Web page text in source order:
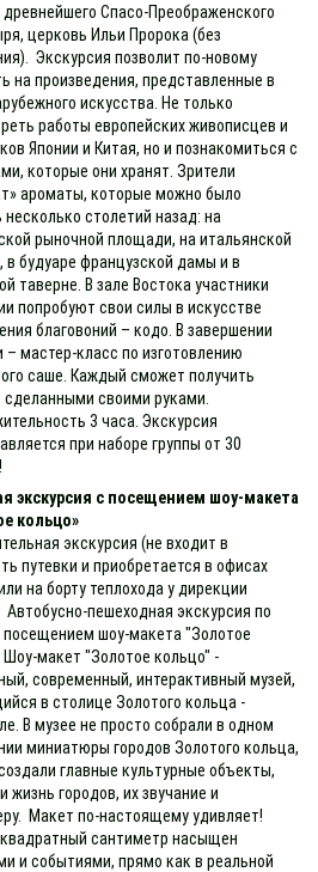
Спасо-Преображенского
церковь Ильи Пророка (без
Экскурсия позволит по-новому
на произведения, представленные в
искусства. Не только
работы европейских живописцев и
Японии и Китая, но и познакомиться с
которые они хранят. Зрители
ароматы, которые можно было
столетий назад: на
рыночной площади, на итальянской
в будуаре французской дамы и в
таверне. В зале Востока участники
попробуют свои силы в искусстве
благовоний – кодо. В завершении
– мастер-класс по изготовлению
саше. Каждый сможет получить
сделанными своими руками.
3 часа. Экскурсия
при наборе группы от 30
экскурсия с посещением шоу-макета
кольцо»
экскурсия (не входит в
путевки и приобретается в офисах
на борту теплохода у дирекции
Автобусно-пешеходная экскурсия по
посещением шоу-макета "Золотое
Шоу-макет "Золотое кольцо" -
современный, интерактивный музей,
в столице Золотого кольца -
В музее не просто собрали в одном
миниатюры городов Золотого кольца,
главные культурные объекты,
жизнь городов, их звучание и
Макет по-настоящему удивляет!
сантиметр насыщен
и событиями, прямо как в реальной